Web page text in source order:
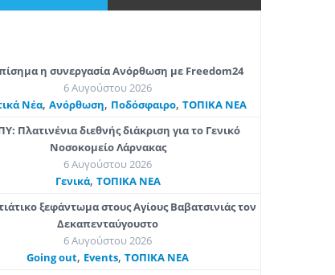
η συνεργασία Ανόρθωση με Freedom24
6 Αυγούστου 2026
Νέα, Ανόρθωση, Ποδόσφαιρο, ΤΟΠΙΚΑ ΝΕΑ
Πλατινένια διεθνής διάκριση για το Γενικό
Νοσοκομείο Λάρνακας
6 Αυγούστου 2026
Γενικά, ΤΟΠΙΚΑ ΝΕΑ
ξεφάντωμα στους Αγίους Βαβατσινιάς τον
Δεκαπενταύγουστο
6 Αυγούστου 2026
Going out, Εvents,ΤΟΠΙΚΑ ΝΕΑ